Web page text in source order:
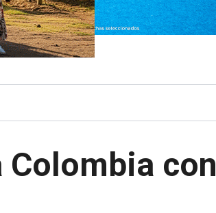
con